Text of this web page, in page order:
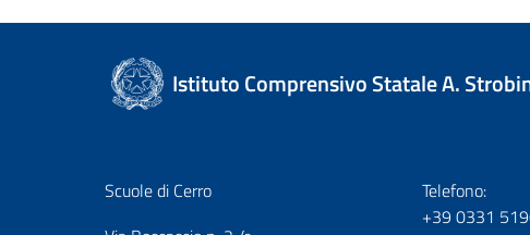
Istituto Comprensivo Statale A.
Scuole di Cerro
Telefono:
+39 0331